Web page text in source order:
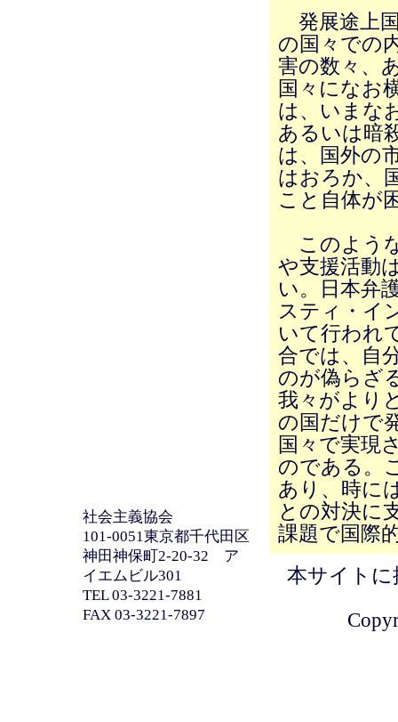
発展途上
の国々での
害の数々、
国々になお
は、いまな
あるいは暗
は、国外の
はおろか、
こと自体が
このよう
や支援活動
い。日本弁
スティ・イ
いて行われ
合では、自
のが偽らざ
我々がより
の国だけで
国々で実現
のである。
あり、時に
との対決に
課題で国際
本サイトに
社会主義協会
101-0051東京都千代田区
神田神保町2-20-32 ア
イエムビル301
TEL 03-3221-7881
FAX 03-3221-7897